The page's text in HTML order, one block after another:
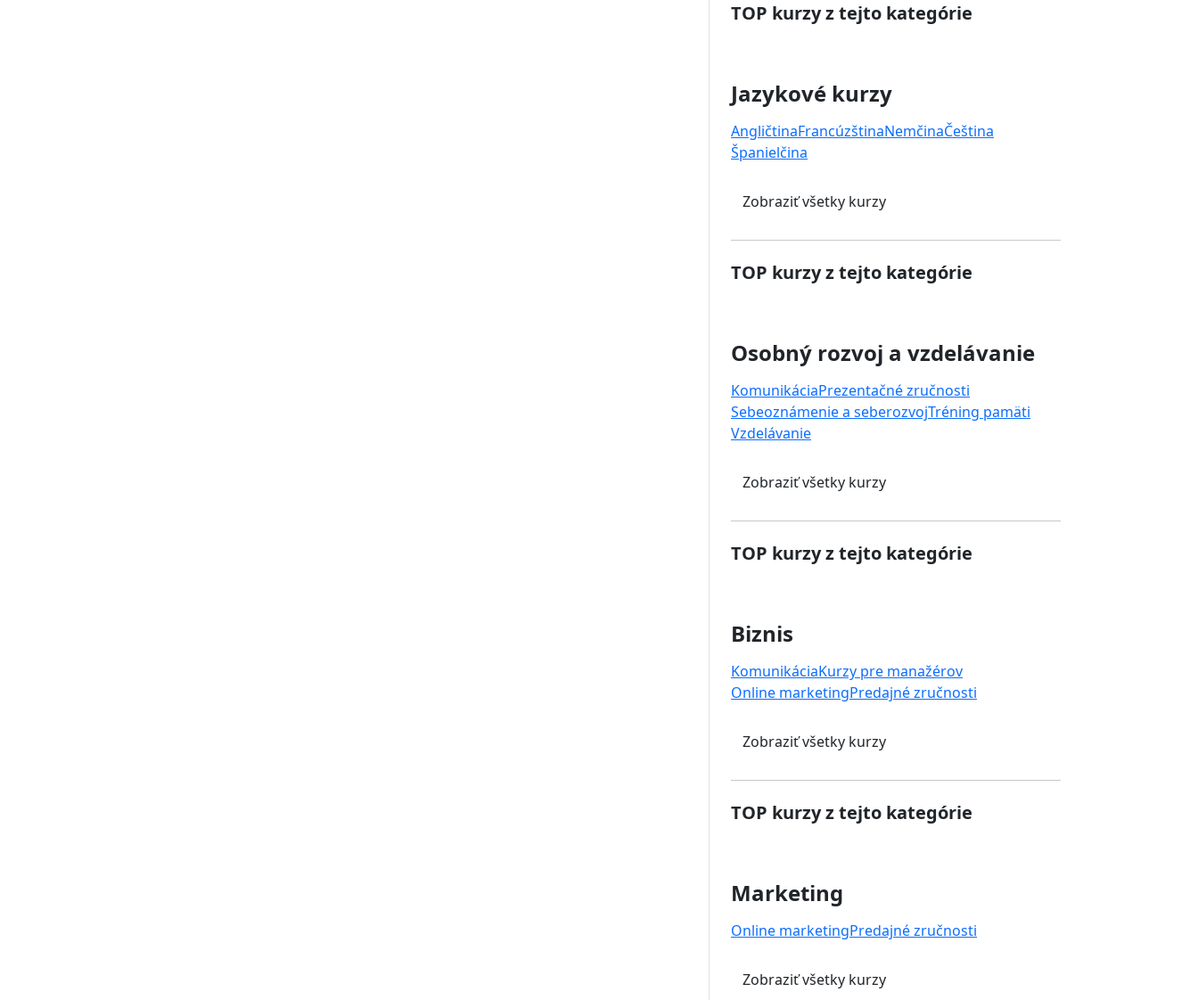
TOP kurzy z tejto kategórie
Jazykové kurzy
AngličtinaFrancúzštinaNemčinaČeština
Španielčina
Zobraziť všetky kurzy
TOP kurzy z tejto kategórie
Osobný rozvoj a vzdelávanie
KomunikáciaPrezentačné zručnosti
Sebeoznámenie a seberozvojTréning pamäti
Vzdelávanie
Zobraziť všetky kurzy
TOP kurzy z tejto kategórie
Biznis
KomunikáciaKurzy pre manažérov
Online marketingPredajné zručnosti
Zobraziť všetky kurzy
TOP kurzy z tejto kategórie
Marketing
Online marketingPredajné zručnosti
Zobraziť všetky kurzy